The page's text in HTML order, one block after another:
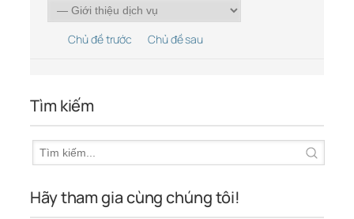
Chủ đề trước Chủ đề sau
Tìm kiếm
Hãy tham gia cùng chúng tôi!